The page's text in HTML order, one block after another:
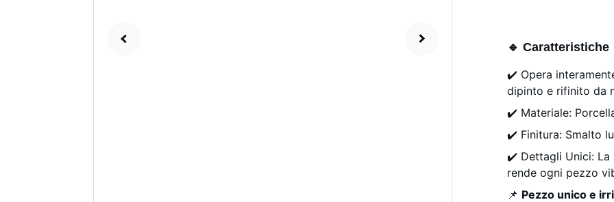
🔹 Caratteristiche
✔️ Opera
dipinto e rifinito da
✔️ Materiale:
✔️ Finitura: Smalto
✔️ Dettagli Unici: La
rende ogni pezzo
📌 Pezzo unico e